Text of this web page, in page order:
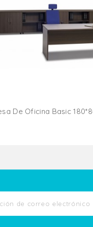
De Oficina Basic